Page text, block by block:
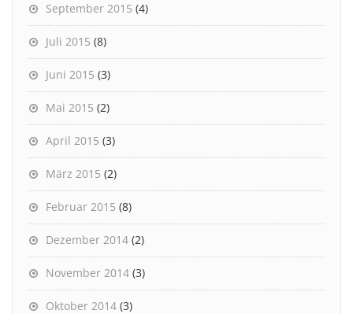
September 2015 (4)
Juli 2015 (8)
Juni 2015 (3)
Mai 2015 (2)
April 2015 (3)
März 2015 (2)
Februar 2015 (8)
Dezember 2014 (2)
November 2014 (3)
Oktober 2014 (3)